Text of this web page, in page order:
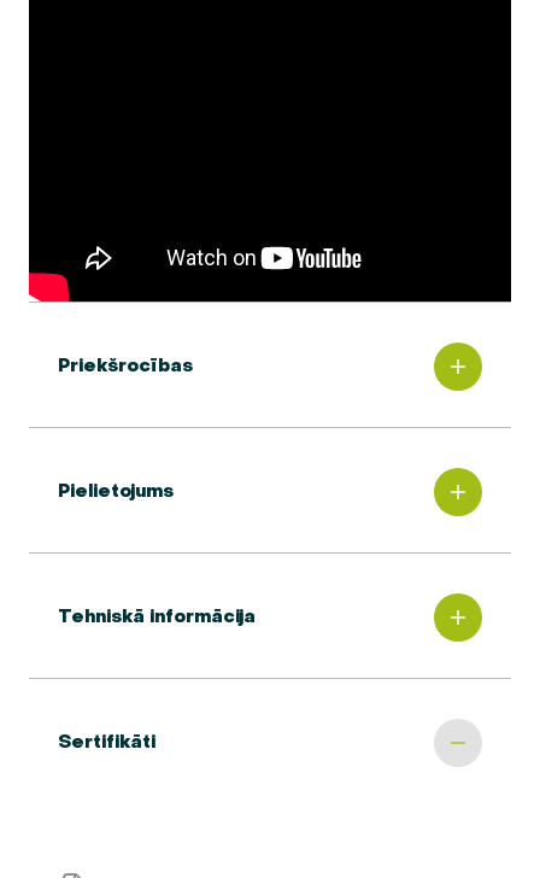
Priekšrocības
Pielietojums
Tehniskā informācija
Sertifikāti